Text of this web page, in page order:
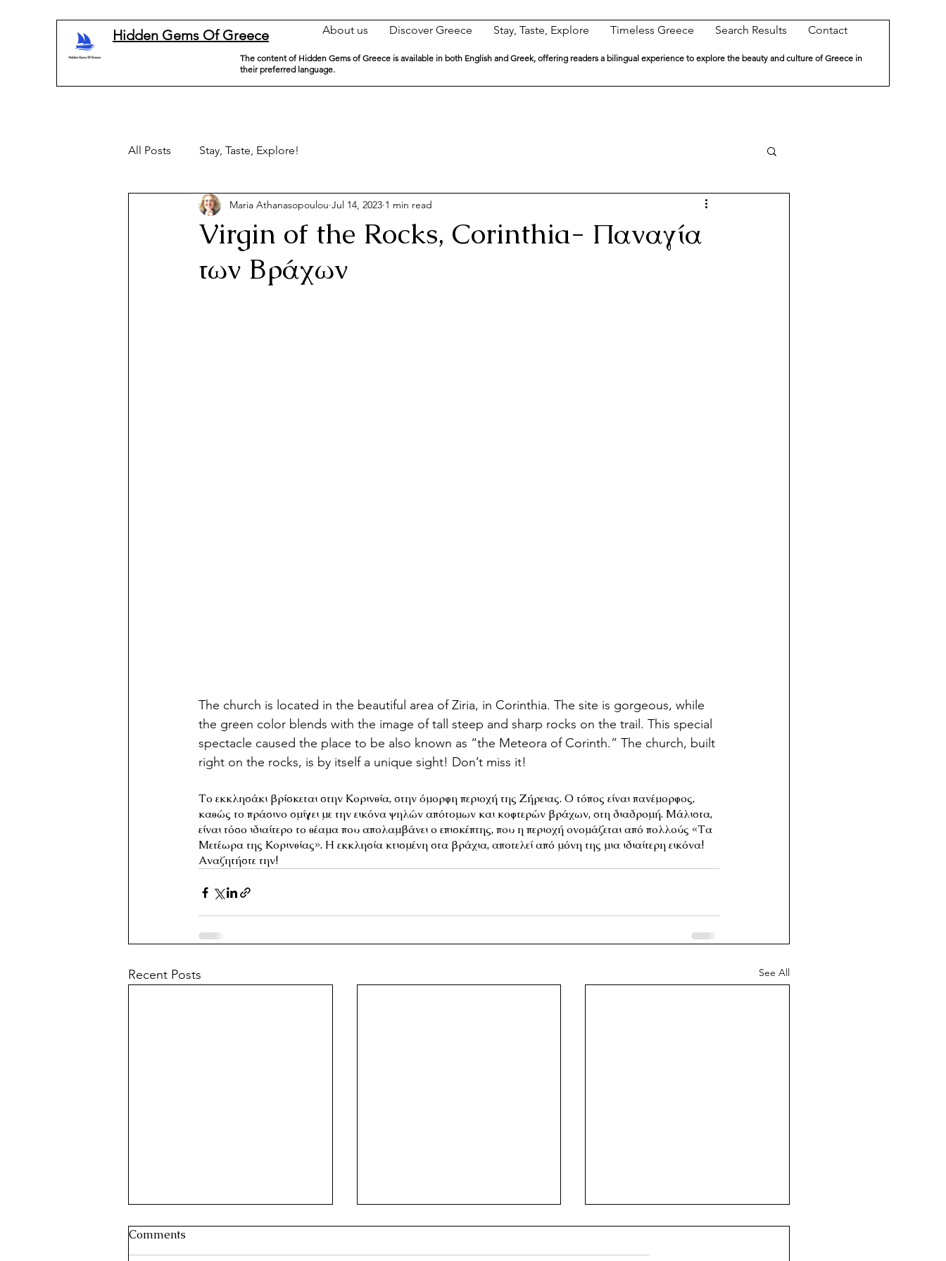
Hidden Gems Of Greece About us Discover Greece Stay, Taste, Explore Timeless Greece Search Results Contact
The content of Hidden Gems of Greece is available in both English and Greek, offering readers a bilingual experience to explore the beauty and culture of Greece in
their preferred language.
All Posts Stay, Taste, Explore!
Virgin of the Rocks, Corinthia- Παναγία
των Βράχων
Maria Athanasopoulou Jul 14, 2023 1 min read
The church is located in the beautiful area of Ziria, in Corinthia. The site is gorgeous, while
the green color blends with the image of tall steep and sharp rocks on the trail. This special
spectacle caused the place to be also known as “the Meteora of Corinth.” The church, built
right on the rocks, is by itself a unique sight! Don’t miss it!
Το εκκλησάκι βρίσκεται στην Κορινθία, στην όμορφη περιοχή της Ζήρειας. Ο τόπος είναι πανέμορφος,
καθώς το πράσινο σμίγει με την εικόνα ψηλών απότομων και κοφτερών βράχων, στη διαδρομή. Μάλιστα,
είναι τόσο ιδιαίτερο το θέαμα που απολαμβάνει ο επισκέπτης, που η περιοχή ονομάζεται από πολλούς «Τα
Μετέωρα της Κορινθίας». Η εκκλησία κτισμένη στα βράχια, αποτελεί από μόνη της μια ιδιαίτερη εικόνα!
Αναζητήστε την!
Recent Posts See All
Comments